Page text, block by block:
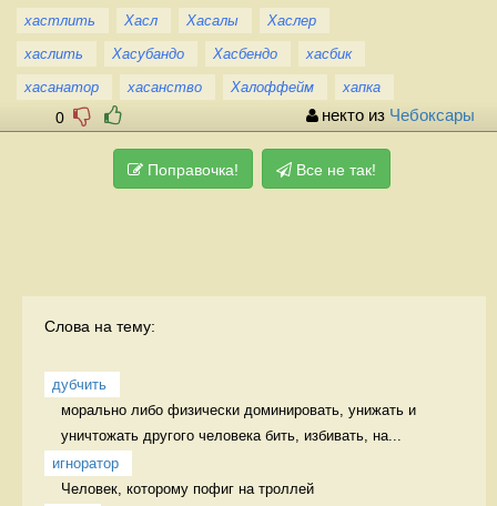
хастлить
Хасл Хасалы
Хаслер
хаслить
Хасубандо Хасбендо
хасбик
хасанатор
хасанство Халоффейм хапка
0 некто из Чебоксары
Поправочка! Все не так!
Слова на тему:
дубчить
морально либо физически доминировать, унижать и
уничтожать другого человека бить, избивать, на...
игноратор
Человек, которому пофиг на троллей